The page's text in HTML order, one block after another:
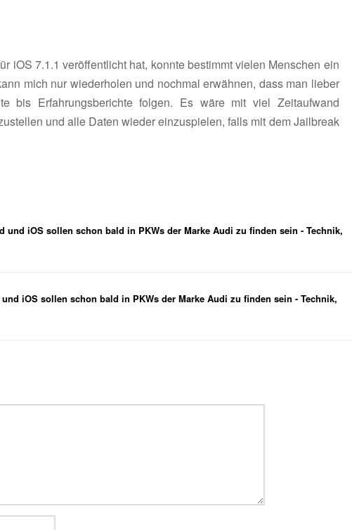
iOS 7.1.1 veröffentlicht hat, konnte bestimmt vielen Menschen ein
mich nur wiederholen und nochmal erwähnen, dass man lieber
bis Erfahrungsberichte folgen. Es wäre mit viel Zeitaufwand
und alle Daten wieder einzuspielen, falls mit dem Jailbreak
und iOS sollen schon bald in PKWs der Marke Audi zu finden sein - Technik,
iOS sollen schon bald in PKWs der Marke Audi zu finden sein - Technik,